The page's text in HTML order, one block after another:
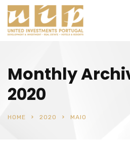
Monthly
2020
HOME 2020 MAIO